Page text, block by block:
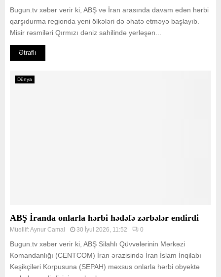
Bugun.tv xəbər verir ki, ABŞ və İran arasında davam edən hərbi
qarşıdurma regionda yeni ölkələri də əhatə etməyə başlayıb.
Misir rəsmiləri Qırmızı dəniz sahilində yerləşən...
Ətraflı
Dünya
ABŞ İranda onlarla hərbi hədəfə zərbələr endirdi
Müəllif:Aynur Camal 30 İyul 2026, 11:52 0
Bugun.tv xəbər verir ki, ABŞ Silahlı Qüvvələrinin Mərkəzi
Komandanlığı (CENTCOM) İran ərazisində İran İslam İnqilabı
Keşikçiləri Korpusuna (SEPAH) məxsus onlarla hərbi obyektə